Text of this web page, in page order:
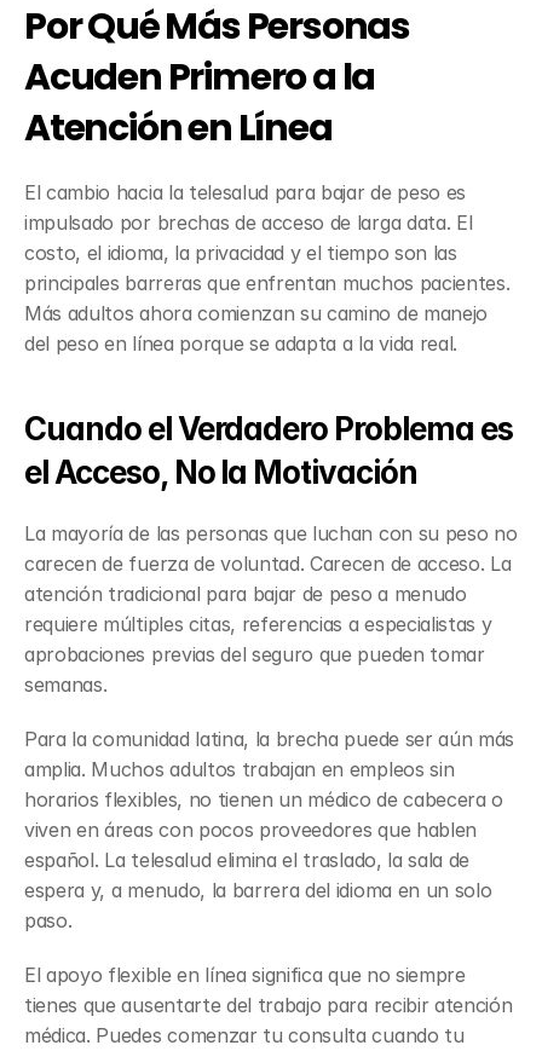
Por Qué Más Personas
Acuden Primero a la
Atención en Línea
El cambio hacia la telesalud para bajar de peso es
impulsado por brechas de acceso de larga data. El
costo, el idioma, la privacidad y el tiempo son las
principales barreras que enfrentan muchos pacientes.
Más adultos ahora comienzan su camino de manejo
del peso en línea porque se adapta a la vida real.
Cuando el Verdadero Problema es
el Acceso, No la Motivación
La mayoría de las personas que luchan con su peso no
carecen de fuerza de voluntad. Carecen de acceso. La
atención tradicional para bajar de peso a menudo
requiere múltiples citas, referencias a especialistas y
aprobaciones previas del seguro que pueden tomar
semanas.
Para la comunidad latina, la brecha puede ser aún más
amplia. Muchos adultos trabajan en empleos sin
horarios flexibles, no tienen un médico de cabecera o
viven en áreas con pocos proveedores que hablen
español. La telesalud elimina el traslado, la sala de
espera y, a menudo, la barrera del idioma en un solo
paso.
El apoyo flexible en línea significa que no siempre
tienes que ausentarte del trabajo para recibir atención
médica. Puedes comenzar tu consulta cuando tu